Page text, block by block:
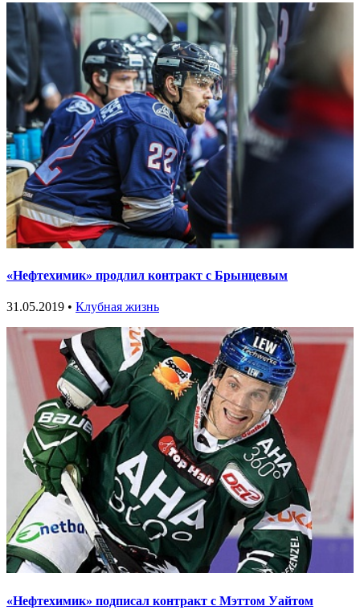
«Нефтехимик» продлил контракт с Брынцевым
31.05.2019 • Клубная жизнь
«Нефтехимик» подписал контракт с Мэттом Уайтом